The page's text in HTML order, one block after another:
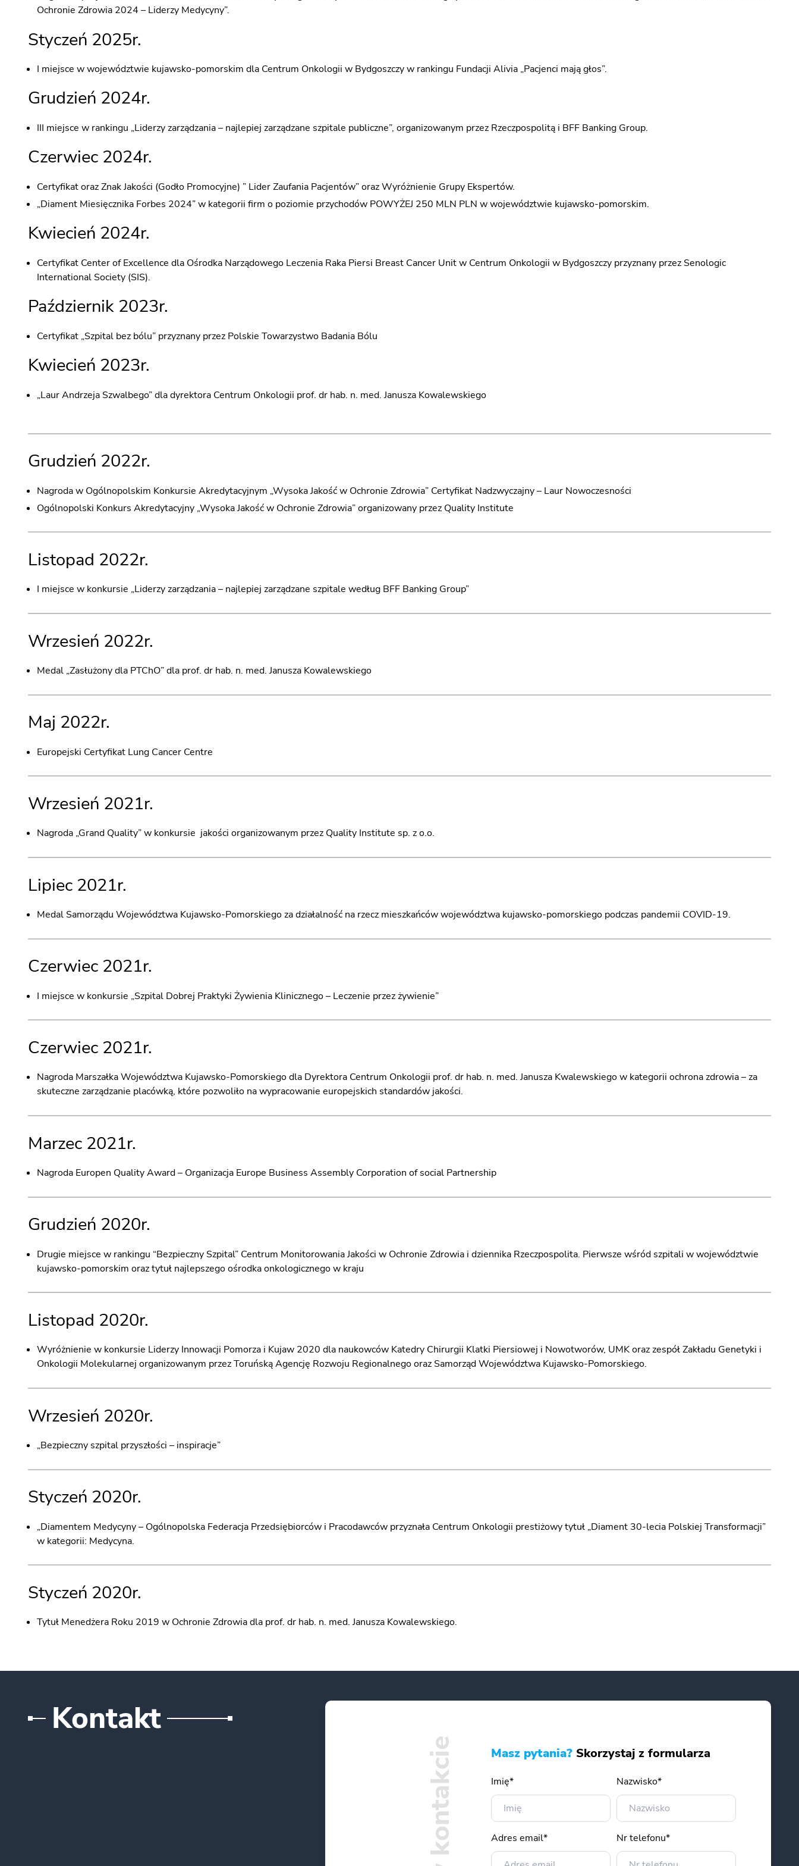
CENNIK DLA NIEUBEZPIECZONYCH
PRAWA PACJENTA
DODATKOWE INFORMACJE
PACJENT UNIJNY W POLSCE
ZGŁASZANIE ZDARZEŃ NIEPOŻĄDANYCH
BADANIE SATYSFAKCJI PACJENTA
Ochronie Zdrowia 2024 – Liderzy Medycyny”.
Styczeń 2025r.
I miejsce w województwie kujawsko-pomorskim dla Centrum Onkologii w Bydgoszczy w rankingu Fundacji Alivia „Pacjenci mają głos”.
Grudzień 2024r.
III miejsce w rankingu „Liderzy zarządzania – najlepiej zarządzane szpitale publiczne”, organizowanym przez Rzeczpospolitą i BFF Banking Group.
Czerwiec 2024r.
Certyfikat oraz Znak Jakości (Godło Promocyjne) ” Lider Zaufania Pacjentów” oraz Wyróżnienie Grupy Ekspertów.
„Diament Miesięcznika Forbes 2024” w kategorii firm o poziomie przychodów POWYŻEJ 250 MLN PLN w województwie kujawsko-pomorskim.
Kwiecień 2024r.
Certyfikat Center of Excellence dla Ośrodka Narządowego Leczenia Raka Piersi Breast Cancer Unit w Centrum Onkologii w Bydgoszczy przyznany przez Senologic
International Society (SIS).
Październik 2023r.
Certyfikat „Szpital bez bólu” przyznany przez Polskie Towarzystwo Badania Bólu
Kwiecień 2023r.
„Laur Andrzeja Szwalbego” dla dyrektora Centrum Onkologii prof. dr hab. n. med. Janusza Kowalewskiego
Grudzień 2022r.
Nagroda w Ogólnopolskim Konkursie Akredytacyjnym „Wysoka Jakość w Ochronie Zdrowia” Certyfikat Nadzwyczajny – Laur Nowoczesności
Ogólnopolski Konkurs Akredytacyjny „Wysoka Jakość w Ochronie Zdrowia” organizowany przez Quality Institute
Listopad 2022r.
I miejsce w konkursie „Liderzy zarządzania – najlepiej zarządzane szpitale według BFF Banking Group”
Wrzesień 2022r.
Medal „Zasłużony dla PTChO” dla prof. dr hab. n. med. Janusza Kowalewskiego
Maj 2022r.
Europejski Certyfikat Lung Cancer Centre
Wrzesień 2021r.
Nagroda „Grand Quality” w konkursie jakości organizowanym przez Quality Institute sp. z o.o.
Lipiec 2021r.
Medal Samorządu Województwa Kujawsko-Pomorskiego za działalność na rzecz mieszkańców województwa kujawsko-pomorskiego podczas pandemii COVID-19.
Czerwiec 2021r.
I miejsce w konkursie „Szpital Dobrej Praktyki Żywienia Klinicznego – Leczenie przez żywienie”
Czerwiec 2021r.
Nagroda Marszałka Województwa Kujawsko-Pomorskiego dla Dyrektora Centrum Onkologii prof. dr hab. n. med. Janusza Kwalewskiego w kategorii ochrona zdrowia – za
skuteczne zarządzanie placówką, które pozwoliło na wypracowanie europejskich standardów jakości.
Marzec 2021r.
Nagroda Europen Quality Award – Organizacja Europe Business Assembly Corporation of social Partnership
Grudzień 2020r.
Drugie miejsce w rankingu “Bezpieczny Szpital” Centrum Monitorowania Jakości w Ochronie Zdrowia i dziennika Rzeczpospolita. Pierwsze wśród szpitali w województwie
kujawsko-pomorskim oraz tytuł najlepszego ośrodka onkologicznego w kraju
Listopad 2020r.
Wyróżnienie w konkursie Liderzy Innowacji Pomorza i Kujaw 2020 dla naukowców Katedry Chirurgii Klatki Piersiowej i Nowotworów, UMK oraz zespół Zakładu Genetyki i
Onkologii Molekularnej organizowanym przez Toruńską Agencję Rozwoju Regionalnego oraz Samorząd Województwa Kujawsko-Pomorskiego.
Wrzesień 2020r.
„Bezpieczny szpital przyszłości – inspiracje”
Styczeń 2020r.
„Diamentem Medycyny – Ogólnopolska Federacja Przedsiębiorców i Pracodawców przyznała Centrum Onkologii prestiżowy tytuł „Diament 30-lecia Polskiej Transformacji”
w kategorii: Medycyna.
Styczeń 2020r.
Tytuł Menedżera Roku 2019 w Ochronie Zdrowia dla prof. dr hab. n. med. Janusza Kowalewskiego.
Kontakt
Masz pytania? Skorzystaj z formularza
Imię* Nazwisko*
Adres email* Nr telefonu*